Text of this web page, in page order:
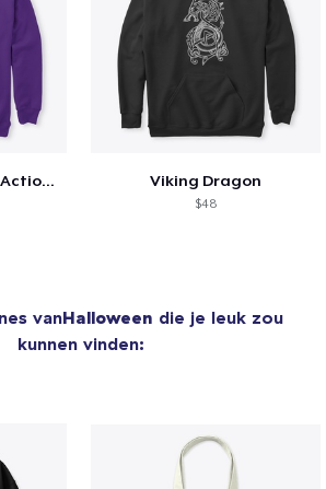
Basketball Player in Action Sports Viking Dragon
$48
vanHalloween die je leuk zou
kunnen vinden: